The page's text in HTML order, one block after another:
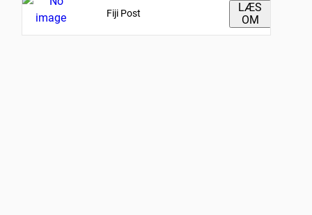
Fiji Post
LÆS
OM